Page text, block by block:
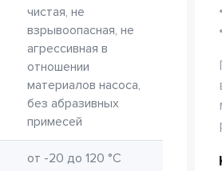
чистая, не
взрывоопасная, не
агрессивная в
отношении
материалов насоса,
без абразивных
примесей
от -20 до 120 °C